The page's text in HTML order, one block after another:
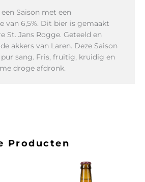
Producten
Saison met een
van 6,5%. Dit bier is gemaakt
St. Jans Rogge. Geteeld en
akkers van Laren. Deze Saison
sang. Fris, fruitig, kruidig en
droge afdronk.